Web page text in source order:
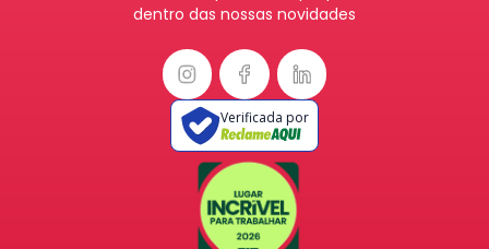
dentro das nossas novidades
Verificada por